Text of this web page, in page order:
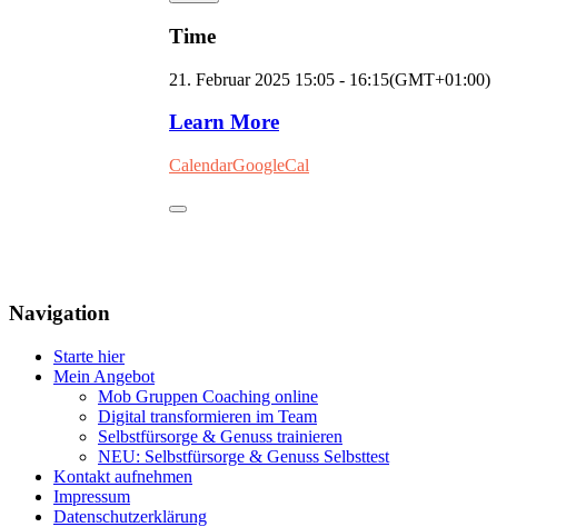
Time
21. Februar 2025 15:05 - 16:15(GMT+01:00)
Learn More
CalendarGoogleCal
Navigation
Starte hier
Mein Angebot
Mob Gruppen Coaching online
Digital transformieren im Team
Selbstfürsorge & Genuss trainieren
NEU: Selbstfürsorge & Genuss Selbsttest
Kontakt aufnehmen
Impressum
Datenschutzerklärung